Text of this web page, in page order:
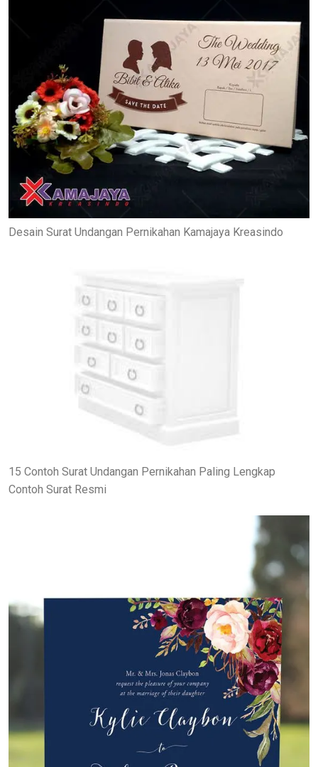
Desain Surat Undangan Pernikahan Kamajaya Kreasindo
15 Contoh Surat Undangan Pernikahan Paling Lengkap
Contoh Surat Resmi